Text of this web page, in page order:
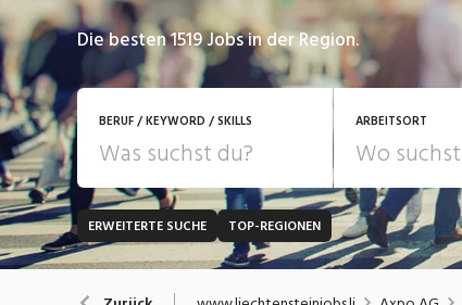
Die besten 1519 Jobs in der Region.
BERUF / KEYWORD / SKILLS ARBEITSORT
JOB-TYP
Festanstellung
Bank, Versicherung
ERWEITERTE SUCHE TOP-REGIONEN